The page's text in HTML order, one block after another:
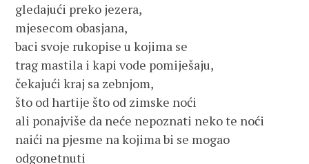
gledajući preko jezera,
mjesecom obasjana,
baci svoje rukopise u kojima se
trag mastila i kapi vode pomiješaju,
čekajući kraj sa zebnjom,
što od hartije što od zimske noći
ali ponajviše da neće nepoznati neko te noći
naići na pjesme na kojima bi se mogao
odgonetnuti